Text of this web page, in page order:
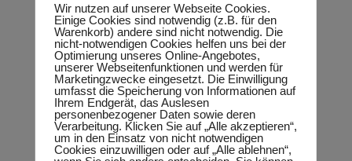
Wir nutzen auf unserer Webseite Cookies.
Einige Cookies sind notwendig (z.B. für den
Warenkorb) andere sind nicht notwendig. Die
nicht-notwendigen Cookies helfen uns bei der
Optimierung unseres Online-Angebotes,
unserer Webseitenfunktionen und werden für
Marketingzwecke eingesetzt. Die Einwilligung
umfasst die Speicherung von Informationen auf
Ihrem Endgerät, das Auslesen
personenbezogener Daten sowie deren
Verarbeitung. Klicken Sie auf „Alle akzeptieren“,
um in den Einsatz von nicht notwendigen
Cookies einzuwilligen oder auf „Alle ablehnen“,